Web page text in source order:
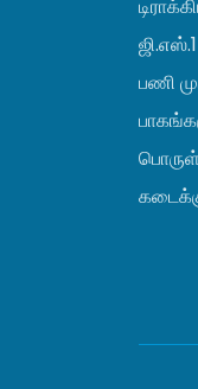
பணி
பொருள்